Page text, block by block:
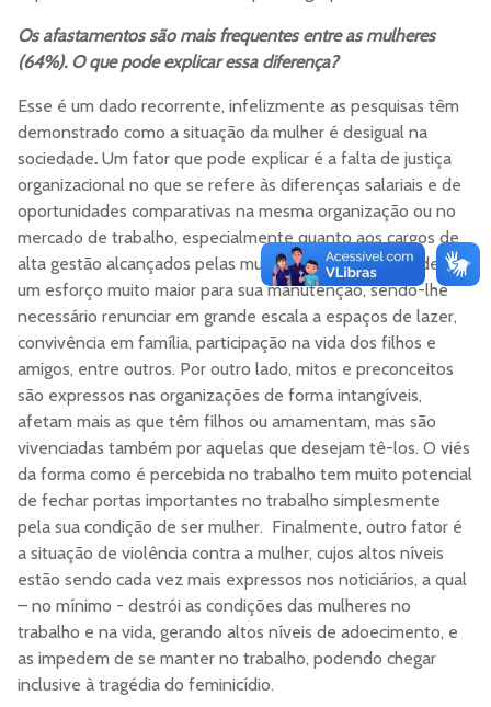
Os afastamentos são mais frequentes entre as mulheres
(64%). O que pode explicar essa diferença?
Esse é um dado recorrente, infelizmente as pesquisas têm
demonstrado como a situação da mulher é desigual na
sociedade. Um fator que pode explicar é a falta de justiça
organizacional no que se refere às diferenças salariais e de
oportunidades comparativas na mesma organização ou no
mercado de trabalho, especialmente quanto aos cargos de
alta gestão alcançados pelas mulheres e que exigem delas
um esforço muito maior para sua manutenção, sendo-lhe
necessário renunciar em grande escala a espaços de lazer,
convivência em família, participação na vida dos filhos e
amigos, entre outros. Por outro lado, mitos e preconceitos
são expressos nas organizações de forma intangíveis,
afetam mais as que têm filhos ou amamentam, mas são
vivenciadas também por aquelas que desejam tê-los. O viés
da forma como é percebida no trabalho tem muito potencial
de fechar portas importantes no trabalho simplesmente
pela sua condição de ser mulher. Finalmente, outro fator é
a situação de violência contra a mulher, cujos altos níveis
estão sendo cada vez mais expressos nos noticiários, a qual
– no mínimo - destrói as condições das mulheres no
trabalho e na vida, gerando altos níveis de adoecimento, e
as impedem de se manter no trabalho, podendo chegar
inclusive à tragédia do feminicídio.